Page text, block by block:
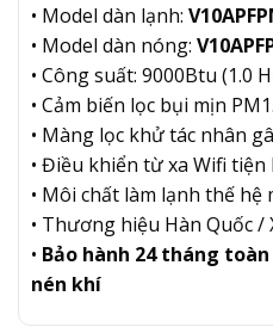
• Model dàn lạnh:
• Model dàn nóng:
• Công suất: 9000Btu (1.0
• Cảm biến lọc bụi mịn
• Màng lọc khử tác nhân
• Điều khiển từ xa Wifi tiện
• Môi chất làm lạnh thế hệ
• Thương hiệu Hàn Quốc /
• Bảo hành 24 tháng
nén khí